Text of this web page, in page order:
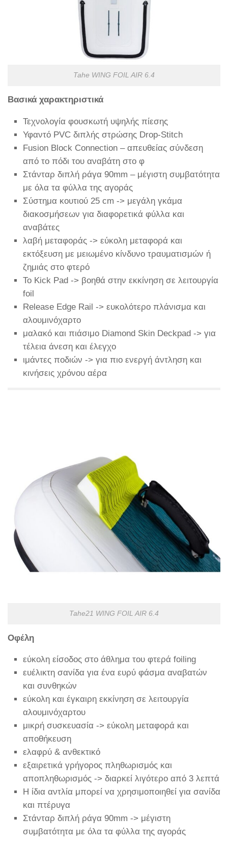
Tahe WING FOIL AIR 6.4
Βασικά χαρακτηριστικά
Τεχνολογία φουσκωτή υψηλής πίεσης
Υφαντό PVC διπλής στρώσης Drop-Stitch
Fusion Block Connection – απευθείας σύνδεση
από το πόδι του αναβάτη στο φ
Στάνταρ διπλή ράγα 90mm – μέγιστη συμβατότητα
με όλα τα φύλλα της αγοράς
Σύστημα κουτιού 25 cm -> μεγάλη γκάμα
διακοσμήσεων για διαφορετικά φύλλα και
αναβάτες
λαβή μεταφοράς -> εύκολη μεταφορά και
εκτόξευση με μειωμένο κίνδυνο τραυματισμών ή
ζημιάς στο φτερό
Το Kick Pad -> βοηθά στην εκκίνηση σε λειτουργία
foil
Release Edge Rail -> ευκολότερο πλάνισμα και
αλουμινόχαρτο
μαλακό και πιάσιμο Diamond Skin Deckpad -> για
τέλεια άνεση και έλεγχο
ιμάντες ποδιών -> για πιο ενεργή άντληση και
κινήσεις χρόνου αέρα
Tahe21 WING FOIL AIR 6.4
Οφέλη
εύκολη είσοδος στο άθλημα του φτερά foiling
ευέλικτη σανίδα για ένα ευρύ φάσμα αναβατών
και συνθηκών
εύκολη και έγκαιρη εκκίνηση σε λειτουργία
αλουμινόχαρτου
μικρή συσκευασία -> εύκολη μεταφορά και
αποθήκευση
ελαφρύ & ανθεκτικό
εξαιρετικά γρήγορος πληθωρισμός και
αποπληθωρισμός -> διαρκεί λιγότερο από 3 λεπτά
Η ίδια αντλία μπορεί να χρησιμοποιηθεί για σανίδα
και πτέρυγα
Στάνταρ διπλή ράγα 90mm -> μέγιστη
συμβατότητα με όλα τα φύλλα της αγοράς